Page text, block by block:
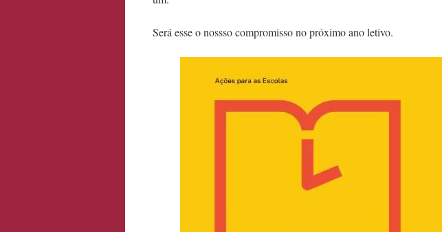
Será esse o nossso compromisso no próximo ano letivo.